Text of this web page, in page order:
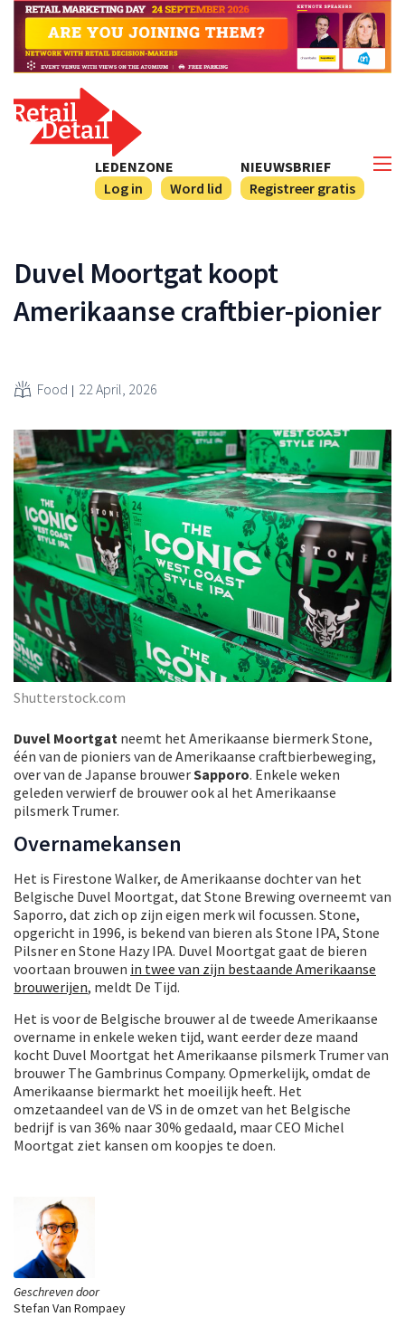
NIEUWSBRIEF
Registreer gratis
LEDENZONE
Log in
Word lid
Geschreven door
Stefan Van Rompaey
Duvel Moortgat koopt
Amerikaanse craftbier-pionier
Food 22 April, 2026
Shutterstock.com
Duvel Moortgat neemt het Amerikaanse biermerk Stone,
één van de pioniers van de Amerikaanse craftbierbeweging,
over van de Japanse brouwerSapporo. Enkele weken
geleden verwierf de brouwer ook al het Amerikaanse
pilsmerk Trumer.
Overnamekansen
Het is Firestone Walker, de Amerikaanse dochter van het
Belgische Duvel Moortgat, dat Stone Brewing overneemt van
Saporro, dat zich op zijn eigen merk wil focussen. Stone,
opgericht in 1996, is bekend van bieren als Stone IPA, Stone
Pilsner en Stone Hazy IPA. Duvel Moortgat gaat de bieren
voortaan brouwen in twee van zijn bestaande Amerikaanse
brouwerijen, meldt De Tijd.
Het is voor de Belgische brouwer al de tweede Amerikaanse
overname in enkele weken tijd, want eerder deze maand
kocht Duvel Moortgat het Amerikaanse pilsmerk Trumer van
brouwer The Gambrinus Company. Opmerkelijk, omdat de
Amerikaanse biermarkt het moeilijk heeft. Het
omzetaandeel van de VS in de omzet van het Belgische
bedrijf is van 36% naar 30% gedaald, maar CEO Michel
Moortgat ziet kansen om koopjes te doen.